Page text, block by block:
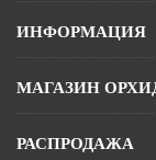
ИНФОРМАЦИЯ
МАГАЗИН
РАСПРОДАЖА